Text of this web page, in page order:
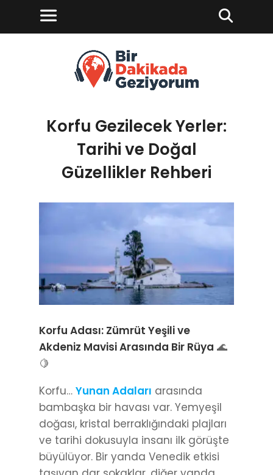
Korfu Gezilecek Yerler:
Tarihi ve Doğal
Güzellikler Rehberi
Korfu Adası: Zümrüt Yeşili ve
Akdeniz Mavisi Arasında Bir Rüya 🌊
🍋
Korfu… Yunan Adaları arasında
bambaşka bir havası var. Yemyeşil
doğası, kristal berraklığındaki plajları
ve tarihi dokusuyla insanı ilk görüşte
büyülüyor. Bir yanda Venedik etkisi